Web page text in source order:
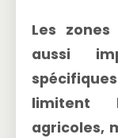
Les zones
aussi
limitent
agricoles,